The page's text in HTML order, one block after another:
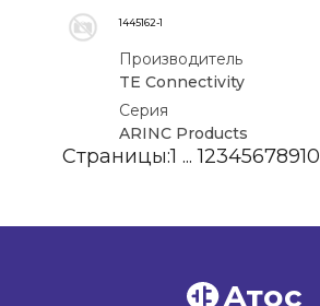
1445162-1
Производитель
TE Connectivity
Серия
ARINC Products
Страницы:1 ...12345678910
Атос